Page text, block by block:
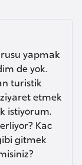
yapmak
de yok.
turistik
etmek
istiyorum.
Kac
gitmek